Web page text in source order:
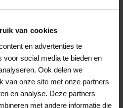
van cookies
en advertenties te
voor social media te bieden en
Ook delen we
van onze site met onze partners
en analyse. Deze partners
met andere informatie die
saldo geldig?
de VVV cadeaukaart
geldig.